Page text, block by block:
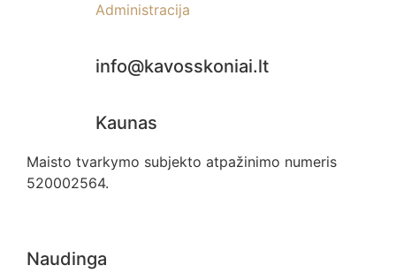
Administracija
info@kavosskoniai.lt
Kaunas
Maisto tvarkymo subjekto atpažinimo numeris
520002564.
Naudinga